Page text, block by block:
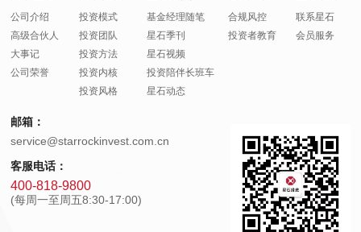
公司介绍
高级合伙人
大事记
公司荣誉
投资模式
投资团队
投资方法
投资内核
投资风格
基金经理随笔
星石季刊
星石视频
投资陪伴长班车
星石动态
合规风控
投资者教育
联系星石
会员服务
邮箱：
service@starrockinvest.com.cn
客服电话：
400-818-9800
(每周一至周五8:30-17:00)